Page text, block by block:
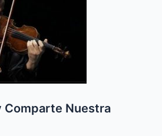
Comparte Nuestra